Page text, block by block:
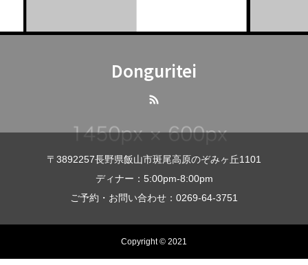
Donguritei
〒3892257長野県飯山市斑尾高原のぞみヶ丘1101
ディナー：5:00pm-8:00pm
ご予約・お問い合わせ：0269-64-3751
Copyright © 2021